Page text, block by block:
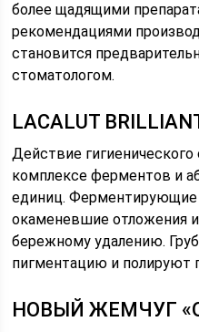
более щадящими
рекомендациями
становится
стоматологом.
LACALUT
Действие
комплексе ферментов и
единиц.
окаменевшие отложения
бережному удалению.
пигментацию и полируют
НОВЫЙ ЖЕМЧУГ